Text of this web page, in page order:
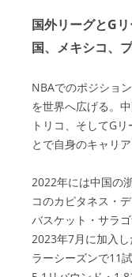
国外リーグとG
国、メキシコ、
NBAでのポジショ
を世界へ広げる。
トリコ、そしてG
とで自身のキャリ
2022年には中国の
コのカピタネス・
バスケット・サラ
2023年7月に加入
ラーシーズンで11